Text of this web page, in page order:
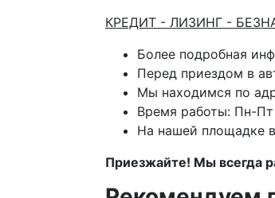
КРЕДИТ - ЛИЗИНГ -
Более подробная
Перед приездом в
Мы находимся по
Время работы: Пн-Пт
На нашей площадке
Приезжайте! Мы всегда